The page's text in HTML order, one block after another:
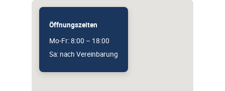
Öffnungszeiten
Mo-Fr: 8:00 – 18:00
Sa: nach Vereinbarung